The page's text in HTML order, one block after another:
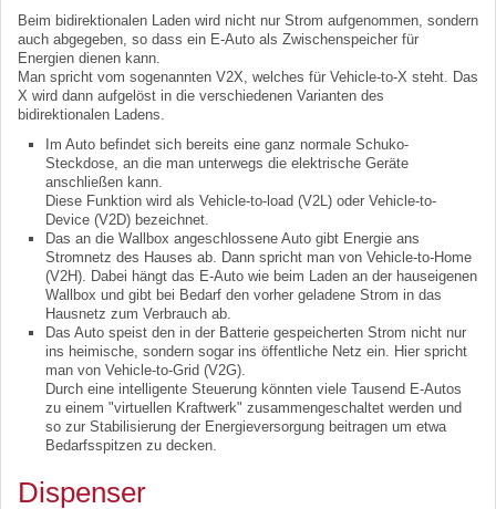
Beim bidirektionalen Laden wird nicht nur Strom aufgenommen, sondern
auch abgegeben, so dass ein E-Auto als Zwischenspeicher für
Energien dienen kann.
Man spricht vom sogenannten V2X, welches für Vehicle-to-X steht. Das
X wird dann aufgelöst in die verschiedenen Varianten des
bidirektionalen Ladens.
Im Auto befindet sich bereits eine ganz normale Schuko-
Steckdose, an die man unterwegs die elektrische Geräte
anschließen kann.
Diese Funktion wird als Vehicle-to-load (V2L) oder Vehicle-to-
Device (V2D) bezeichnet.
Das an die Wallbox angeschlossene Auto gibt Energie ans
Stromnetz des Hauses ab. Dann spricht man von Vehicle-to-Home
(V2H). Dabei hängt das E-Auto wie beim Laden an der hauseigenen
Wallbox und gibt bei Bedarf den vorher geladene Strom in das
Hausnetz zum Verbrauch ab.
Das Auto speist den in der Batterie gespeicherten Strom nicht nur
ins heimische, sondern sogar ins öffentliche Netz ein. Hier spricht
man von Vehicle-to-Grid (V2G).
Durch eine intelligente Steuerung könnten viele Tausend E-Autos
zu einem "virtuellen Kraftwerk" zusammengeschaltet werden und
so zur Stabilisierung der Energieversorgung beitragen um etwa
Bedarfsspitzen zu decken.
Dispenser